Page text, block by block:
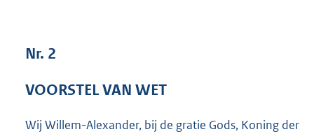
Nr. 2
VOORSTEL VAN WET
Wij Willem-Alexander, bij de gratie Gods, Koning der